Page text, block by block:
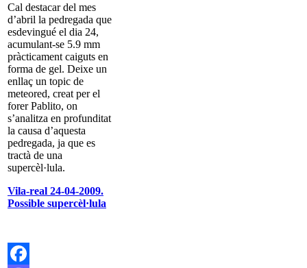
Cal destacar del mes
d’abril la pedregada que
esdevingué el dia 24,
acumulant-se 5.9 mm
pràcticament caiguts en
forma de gel. Deixe un
enllaç un topic de
meteored, creat per el
forer Pablito, on
s’analitza en profunditat
la causa d’aquesta
pedregada, ja que es
tractà de una
supercèl·lula.
Vila-real 24-04-2009.
Possible supercèl·lula